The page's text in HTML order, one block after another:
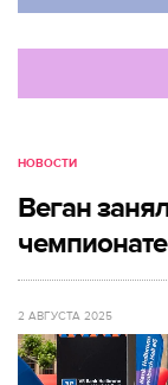
НОВОСТИ
Веган
2 АВГУСТА 2025